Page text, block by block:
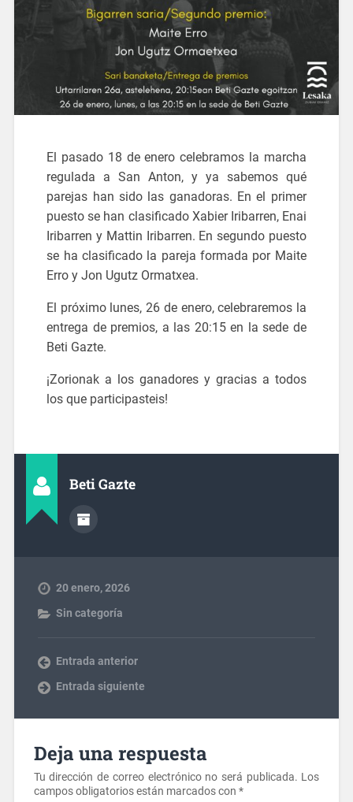
El pasado 18 de enero celebramos la marcha
regulada a San Anton, y ya sabemos qué
parejas han sido las ganadoras. En el primer
puesto se han clasificado Xabier Iribarren, Enai
Iribarren y Mattin Iribarren. En segundo puesto
se ha clasificado la pareja formada por Maite
Erro y Jon Ugutz Ormatxea.
El próximo lunes, 26 de enero, celebraremos la
entrega de premios, a las 20:15 en la sede de
Beti Gazte.
¡Zorionak a los ganadores y gracias a todos
los que participasteis!
Beti Gazte
20 enero, 2026
Sin categoría
Entrada anterior
Entrada siguiente
Deja una respuesta
Tu dirección de correo electrónico no será publicada. Los
campos obligatorios están marcados con *